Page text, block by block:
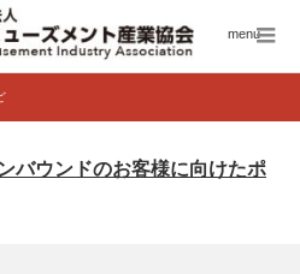
menu
バウンドのお客様に向けたポ